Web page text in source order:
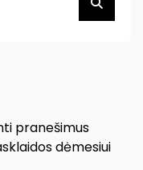
pranešimus
dėmesiui